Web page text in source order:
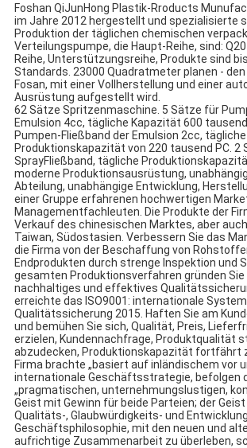
Foshan QiJunHong Plastik-Rroducts
im Jahre 2012 hergestellt und spezialisierte
Produktion der täglichen chemischen
Verteilungspumpe, die Haupt-Reihe, sind:
Reihe, Unterstützungsreihe, Produkte sind
Standards. 23000 Quadratmeter planen - den
Fosan, mit einer Vollherstellung und einer
Ausrüstung aufgestellt wird.
62 Sätze Spritzenmaschine. 5 Sätze für
Emulsion 4cc, tägliche Kapazität 600
Pumpen-Fließband der Emulsion 2cc, tägliche
Produktionskapazität von 220 tausend PC. 2
SprayFließband, tägliche
moderne Produktionsausrüstung,
Abteilung, unabhängige Entwicklung,
einer Gruppe erfahrenen hochwertigen
Managementfachleuten. Die Produkte der
Verkauf des chinesischen Marktes, aber
Taiwan, Südostasien. Verbessern Sie das
die Firma von der Beschaffung von
Endprodukten durch strenge Inspektion und
gesamten Produktionsverfahren gründen
nachhaltiges und effektives
erreichte das ISO9001: internationale
Qualitätssicherung 2015. Haften Sie am
und bemühen Sie sich, Qualität, Preis,
erzielen, Kundennachfrage, Produktqualität
abzudecken, Produktionskapazität fortfährt
Firma brachte „basiert auf inländischem vor
internationale Geschäftsstrategie, befolgen
„pragmatischen, unternehmungslustigen,
Geist mit Gewinn für beide Parteien; der Geist
Qualitäts-, Glaubwürdigkeits- und
Geschäftsphilosophie, mit den neuen und
aufrichtige Zusammenarbeit zu überleben,